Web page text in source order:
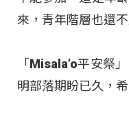
來，青年階層也還
「Misala’o平安祭
明部落期盼已久，